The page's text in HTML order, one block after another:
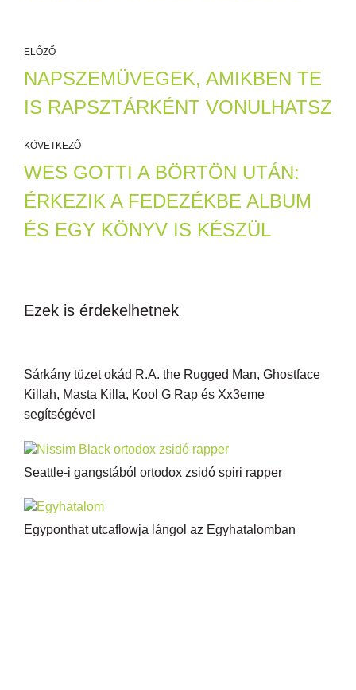
ELŐZŐ
NAPSZEMÜVEGEK, AMIKBEN TE
IS RAPSZTÁRKÉNT VONULHATSZ
KÖVETKEZŐ
WES GOTTI A BÖRTÖN UTÁN:
ÉRKEZIK A FEDEZÉKBE ALBUM
ÉS EGY KÖNYV IS KÉSZÜL
Ezek is érdekelhetnek
Sárkány tüzet okád R.A. the Rugged Man, Ghostface
Killah, Masta Killa, Kool G Rap és Xx3eme
segítségével
Seattle-i gangstából ortodox zsidó spiri rapper
Egyponthat utcaflowja lángol az Egyhatalomban